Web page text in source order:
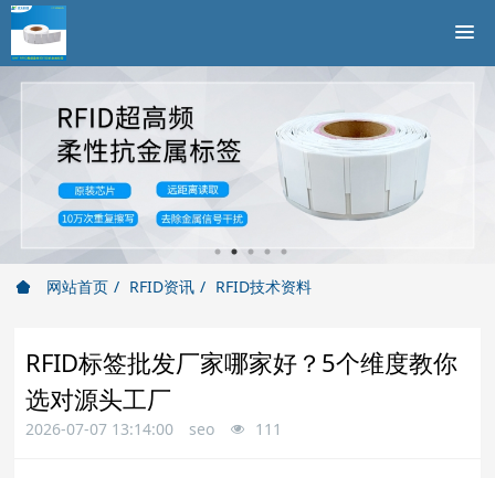
网站首页 RFID资讯 RFID技术资料
RFID标签批发厂家哪家好？5个维度教你
选对源头工厂
2026-07-07 13:14:00 seo 111